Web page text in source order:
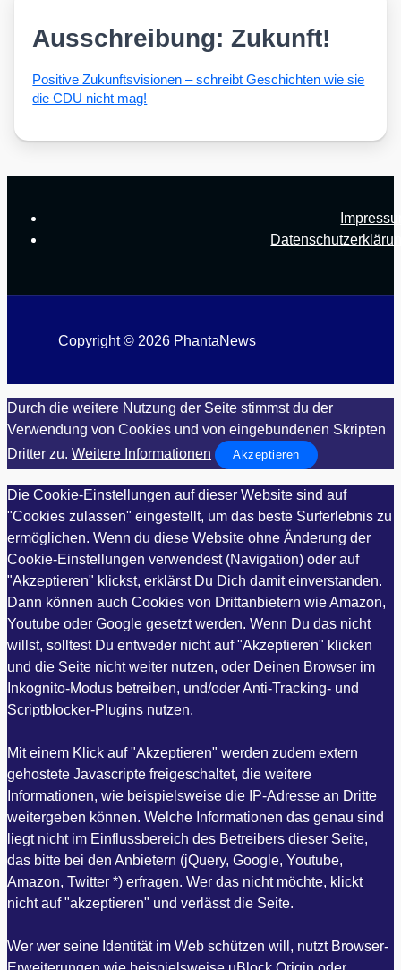
Ausschreibung: Zukunft!
Posi­ti­ve Zukunfts­vi­sio­nen – schreibt Geschich­ten wie sie
die CDU nicht mag!
Copyright © 2026 PhantaNews
Durch die weitere Nutzung der Seite stimmst du der
Verwendung von Cookies und von eingebundenen Skripten
Dritter zu. Weitere Informationen Akzeptieren
Die Cookie-Einstellungen auf dieser Website sind auf
"Cookies zulassen" eingestellt, um das beste Surferlebnis zu
ermöglichen. Wenn du diese Website ohne Änderung der
Cookie-Einstellungen verwendest (Navigation) oder auf
"Akzeptieren" klickst, erklärst Du Dich damit einverstanden.
Dann können auch Cookies von Drittanbietern wie Amazon,
Youtube oder Google gesetzt werden. Wenn Du das nicht
willst, solltest Du entweder nicht auf "Akzeptieren" klicken
und die Seite nicht weiter nutzen, oder Deinen Browser im
Inkognito-Modus betreiben, und/oder Anti-Tracking- und
Scriptblocker-Plugins nutzen.
Mit einem Klick auf "Akzeptieren" werden zudem extern
gehostete Javascripte freigeschaltet, die weitere
Informationen, wie beispielsweise die IP-Adresse an Dritte
weitergeben können. Welche Informationen das genau sind
liegt nicht im Einflussbereich des Betreibers dieser Seite,
das bitte bei den Anbietern (jQuery, Google, Youtube,
Amazon, Twitter *) erfragen. Wer das nicht möchte, klickt
nicht auf "akzeptieren" und verlässt die Seite.
Wer wer seine Identität im Web schützen will, nutzt Browser-